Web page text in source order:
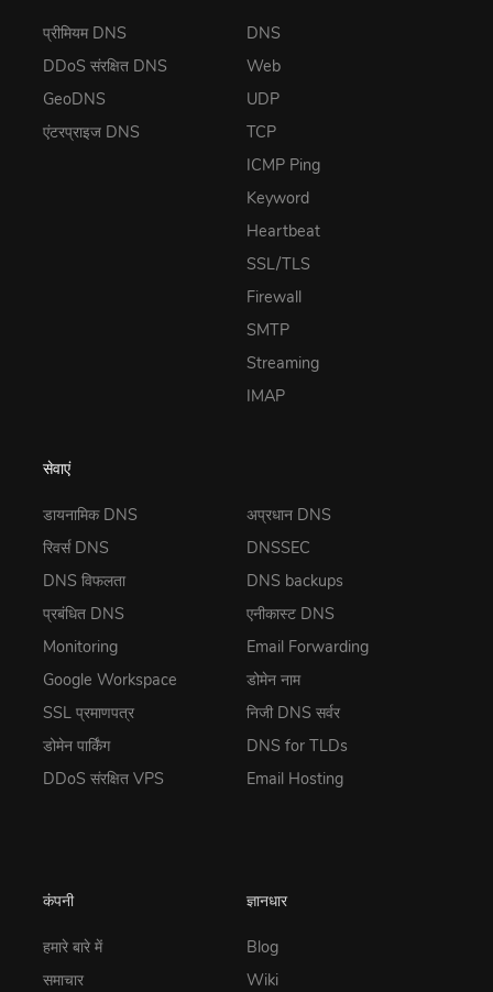
प्रीमियम DNS
DDoS संरक्षित DNS
GeoDNS
एंटरप्राइज DNS
DNS
Web
UDP
TCP
ICMP Ping
Keyword
Heartbeat
SSL/TLS
Firewall
SMTP
Streaming
IMAP
सेवाएं
डायनामिक DNS
रिवर्स DNS
DNS विफलता
प्रबंधित DNS
Monitoring
Google Workspace
SSL प्रमाणपत्र
डोमेन पार्किंग
DDoS संरक्षित VPS
अप्रधान DNS
DNSSEC
DNS backups
एनीकास्ट DNS
Email Forwarding
डोमेन नाम
निजी DNS सर्वर
DNS for TLDs
Email Hosting
कंपनी
हमारे बारे में
समाचार
ज्ञानधार
Blog
Wiki